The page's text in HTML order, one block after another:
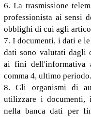
6. La trasmissione
professionista ai sensi
obblighi di cui agli
7. I documenti, i dati e
dati sono valutati dagli
ai fini dell'informativa
comma 4, ultimo periodo.
8. Gli organismi di
utilizzare i
nella banca dati per